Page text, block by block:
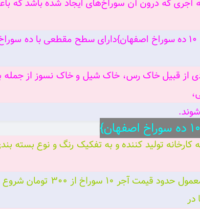
کارخانه تولید کننده و به تفکیک رنگ و نوع
تاثیر گذار است. به